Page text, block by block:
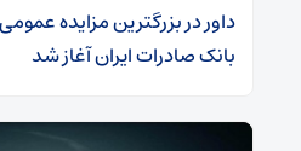
داوردر​بزرگترین مزایده
بانک صادرات ایران آغاز شد